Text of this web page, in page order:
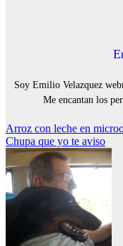
Soy Emilio Velazquez
Me encantan los
Navegación
de
entradas
Arroz con leche en
Chupa que yo te aviso